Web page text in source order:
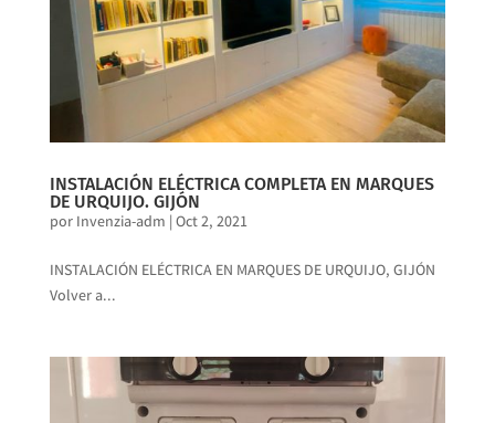
INSTALACIÓN ELÉCTRICA COMPLETA EN MARQUES
DE URQUIJO. GIJÓN
por Invenzia-adm Oct 2, 2021
INSTALACIÓN ELÉCTRICA EN MARQUES DE URQUIJO, GIJÓN
Volver a...